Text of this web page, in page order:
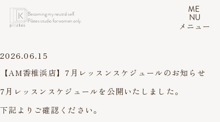
Becoming my neutral self.
Pilates studio for women only.
ME
NU
メニュー
2026.06.15
【AM香椎浜店】7月レッスンスケジュールのお知らせ
7月レッスンスケジュールを公開いたしました。
下記よりご確認ください。